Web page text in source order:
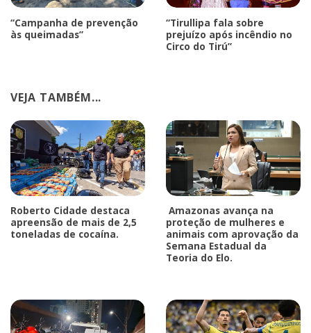
“Campanha de prevenção
às queimadas”
“Tirullipa fala sobre
prejuízo após incêndio no
Circo do Tirú”
VEJA TAMBÉM...
Roberto Cidade destaca
apreensão de mais de 2,5
toneladas de cocaína.
Amazonas avança na
proteção de mulheres e
animais com aprovação da
Semana Estadual da
Teoria do Elo.